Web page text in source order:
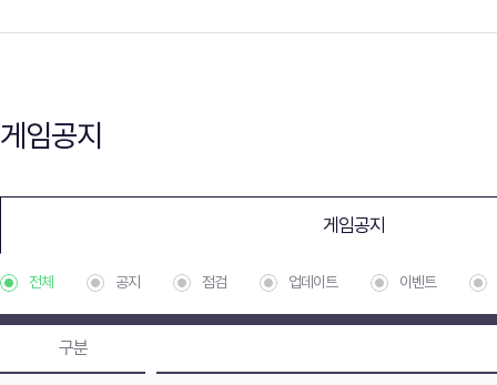
게임공지
게임공지
전체 공지 점검 업데이트 이벤트
구분